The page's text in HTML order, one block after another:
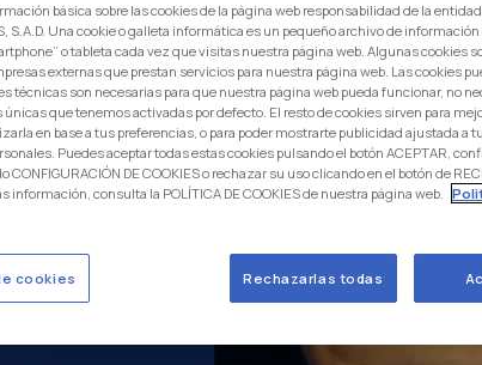
básica sobre las cookies de la página web responsabilidad de la
S.A.D. Una cookie o galleta informática es un pequeño archivo de
o tableta cada vez que visitas nuestra página web. Algunas cookies
externas que prestan servicios para nuestra página web. Las cookies
técnicas son necesarias para que nuestra página web pueda funcionar, no
que tenemos activadas por defecto. El resto de cookies sirven para
en base a tus preferencias, o para poder mostrarte publicidad ajustada a
Puedes aceptar todas estas cookies pulsando el botón ACEPTAR,
CONFIGURACIÓN DE COOKIES o rechazar su uso clicando en el botón de
información, consulta la POLÍTICA DE COOKIES de nuestra página web.
Rechazarlas todas
cookies